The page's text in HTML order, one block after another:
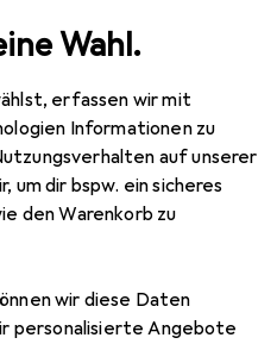
Wahl.
erfassen wir mit
Informationen zu
auf unserer
um dir bspw. ein sicheres
den Warenkorb zu
wir diese Daten
personalisierte Angebote
Pferd Klettscheibe KSS NET400
NET400